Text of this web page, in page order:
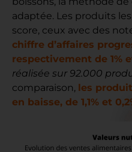
adaptée. Les produits
score, ceux avec des
chiffre d’affaires
respectivement de 1%
réalisée sur 92.000
comparaison, les
en baisse, de 1,1% et